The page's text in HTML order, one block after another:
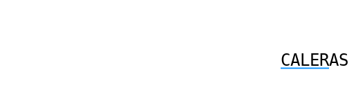
CALERAS